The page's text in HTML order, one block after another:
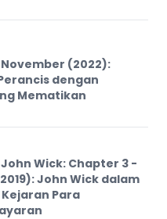
November (2022):
dengan
Mematikan
Wick: Chapter 3 -
John Wick dalam
Para